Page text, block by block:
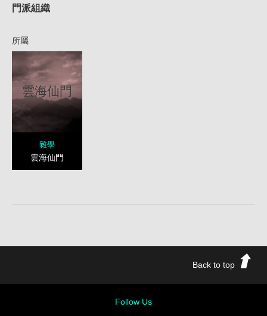
門派組織
所屬
雲海仙門
雜學
雲海仙門
Back to top
Follow Us